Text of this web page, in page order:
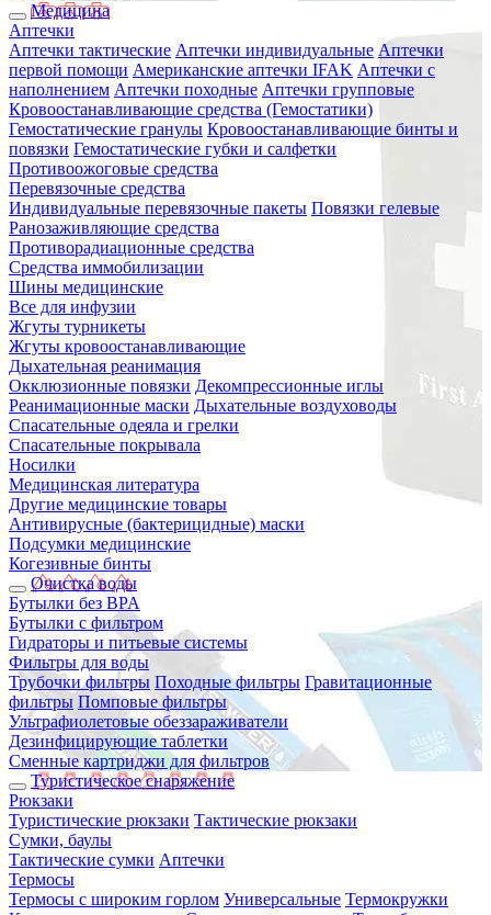
Медицина
Аптечки
Аптечки тактические Аптечки индивидуальные Аптечки
первой помощи Американские аптечки IFAK Аптечки с
наполнением Аптечки походные Аптечки групповые
Кровоостанавливающие средства (Гемостатики)
Гемостатические гранулы Кровоостанавливающие бинты и
повязки Гемостатические губки и салфетки
Противоожоговые средства
Перевязочные средства
Индивидуальные перевязочные пакеты Повязки гелевые
Ранозаживляющие средства
Противорадиационные средства
Средства иммобилизации
Шины медицинские
Все для инфузии
Жгуты турникеты
Жгуты кровоостанавливающие
Дыхательная реанимация
Окклюзионные повязки Декомпрессионные иглы
Реанимационные маски Дыхательные воздуховоды
Спасательные одеяла и грелки
Спасательные покрывала
Носилки
Медицинская литература
Другие медицинские товары
Антивирусные (бактерицидные) маски
Подсумки медицинские
Когезивные бинты
Очистка воды
Бутылки без BPA
Бутылки с фильтром
Гидраторы и питьевые системы
Фильтры для воды
Трубочки фильтры Походные фильтры Гравитационные
фильтры Помповые фильтры
Ультрафиолетовые обеззараживатели
Дезинфицирующие таблетки
Сменные картриджи для фильтров
Туристическое снаряжение
Рюкзаки
Туристические рюкзаки Тактические рюкзаки
Сумки, баулы
Тактические сумки Аптечки
Термосы
Термосы с широким горлом Универсальные Термокружки